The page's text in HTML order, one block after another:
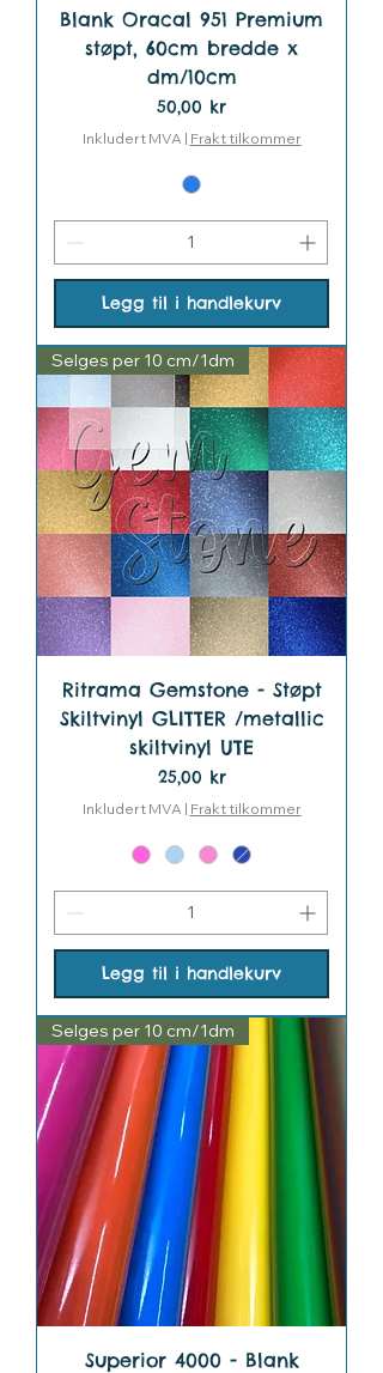
Blank Oracal 951 Premium
støpt, 60cm bredde x
dm/10cm
Pris
50,00 kr
Inkludert MVA | Frakt tilkommer
Legg til i handlekurv
Selges per 10 cm/1dm
Ritrama Gemstone - Støpt
Skiltvinyl GLITTER /metallic
skiltvinyl UTE
Pris
25,00 kr
Inkludert MVA | Frakt tilkommer
Legg til i handlekurv
Selges per 10 cm/1dm
Superior 4000 - Blank